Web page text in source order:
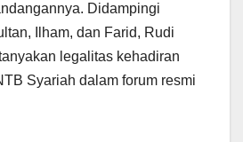
Didampingi
Ilham, dan Farid, Rudi
legalitas kehadiran
Syariah dalam forum resmi